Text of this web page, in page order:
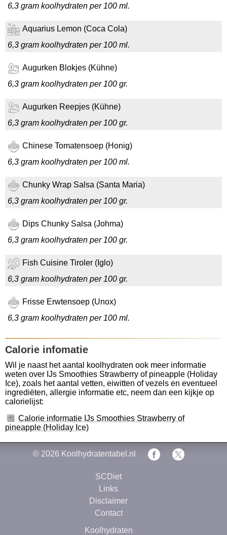
6,3 gram koolhydraten per 100 ml.
Aquarius Lemon (Coca Cola)
6,3 gram koolhydraten per 100 ml.
Augurken Blokjes (Kühne)
6,3 gram koolhydraten per 100 gr.
Augurken Reepjes (Kühne)
6,3 gram koolhydraten per 100 gr.
Chinese Tomatensoep (Honig)
6,3 gram koolhydraten per 100 ml.
Chunky Wrap Salsa (Santa Maria)
6,3 gram koolhydraten per 100 gr.
Dips Chunky Salsa (Johma)
6,3 gram koolhydraten per 100 gr.
Fish Cuisine Tiroler (Iglo)
6,3 gram koolhydraten per 100 gr.
Frisse Erwtensoep (Unox)
6,3 gram koolhydraten per 100 ml.
Calorie infomatie
Wil je naast het aantal koolhydraten ook meer informatie
weten over IJs Smoothies Strawberry of pineapple (Holiday
Ice), zoals het aantal vetten, eiwitten of vezels en eventueel
ingrediëten, allergie informatie etc, neem dan een kijkje op
calorielijst:
Calorie informatie IJs Smoothies Strawberry of
pineapple (Holiday Ice)
© 2026 Koolhydratentabel.nl
SCDiet
Links
Disclaimer
Contact
Koolhydraten